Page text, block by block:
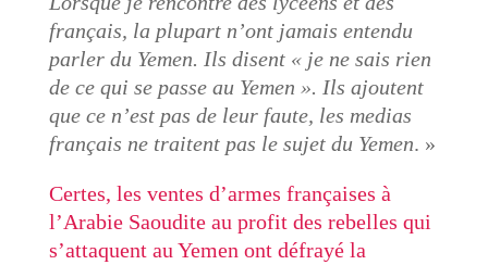
français, la plupart n’ont jamais entendu
parler du Yemen. Ils disent « je ne sais rien
de ce qui se passe au Yemen ». Ils ajoutent
que ce n’est pas de leur faute, les medias
français ne traitent pas le sujet du Yemen. »
Certes, les ventes d’armes françaises à
l’Arabie Saoudite au profit des rebelles qui
s’attaquent au Yemen ont défrayé la